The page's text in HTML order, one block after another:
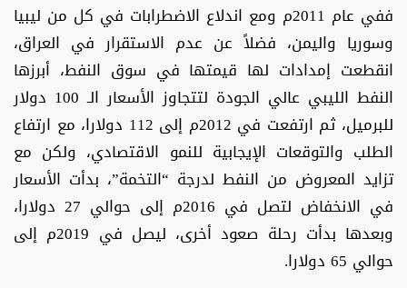
ففي عام 2011م ومع اندلاع الاضطرابات في كل من ليبيا
وسوريا واليمن، فضلاً عن عدم الاستقرار في العراق،
انقطعت إمدادات لها قيمتها في سوق النفط، أبرزها
النفط الليبي عالي الجودة لتتجاوز الأسعار الـ 100 دولار
للبرميل، ثم ارتفعت في 2012م إلى 112 دولارا، مع ارتفاع
الطلب والتوقعات الإيجابية للنمو الاقتصادي، ولكن مع
تزايد المعروض من النفط لدرجة “التخمة”، بدأت الأسعار
في الانخفاض لتصل في 2016م إلى حوالي 27 دولارا،
وبعدها بدأت رحلة صعود أخرى، ليصل في 2019م إلى
حوالي 65 دولارا.